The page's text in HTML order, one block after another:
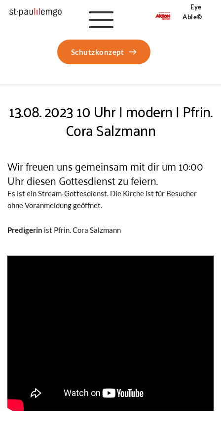
Schutzkonzept
Eye
Able®
13.08. 2023 10 Uhr | modern | Pfrin.
Cora Salzmann
Wir freuen uns gemeinsam mit dir um 10:00
Uhr diesen Gottesdienst zu feiern.
Es ist ein Stream-Gottesdienst. Die Kirche ist für Besucher
ohne Voranmeldung geöffnet.
Predigerin ist Pfrin. Cora Salzmann